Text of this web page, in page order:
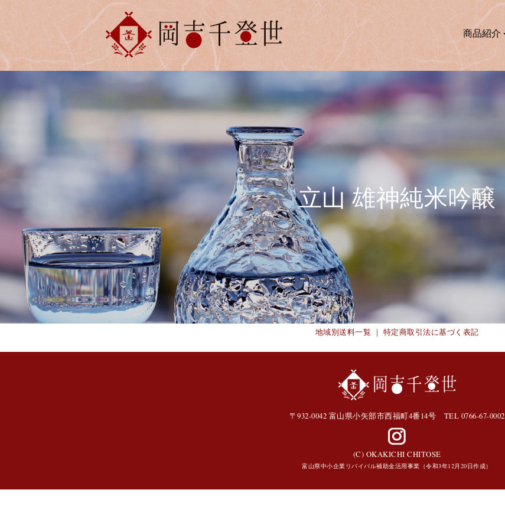
商品紹介
立山 雄神純米吟醸
地域別送料一覧 ｜ 特定商取引法に基づく表記
〒932-0042 富山県小矢部市西福町4番14号 TEL 0766-67-0002
(C) OKAKICHI CHITOSE
富山県中小企業リバイバル補助金活用事業（令和3年12月20日作成）